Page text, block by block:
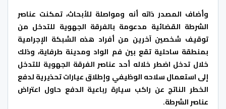
وأضاف المصدر ذاته أنه ومواصلة للأبحاث، تمكنت عناصر
الشرطة القضائية مدعومة بالفرقة الجهوية للتدخل من
توقيف شخصين آخرين من أفراد هذه الشبكة الإجرامية
بمنطقة ساحلية تقع بين فم الواد ومدينة طرفاية، وذلك
خلال تدخل اضطر خلاله أحد عناصر الفرقة الجهوية للتدخل
إلى استعمال سلاحه الوظيفي وإطلاق عيارات تحذيرية لدفع
الخطر الناتج عن راكب سيارة رباعية الدفع حاول اعتراض
عناصر الشرطة.